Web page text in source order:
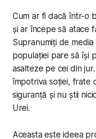
Cum ar fi dacă într-o
și ar începe să atace
Supranumiți de
populației pare să își
asalteze pe cei din
împotriva soției, frate
siguranță și nu știi
Urei.
Aceasta este ideea